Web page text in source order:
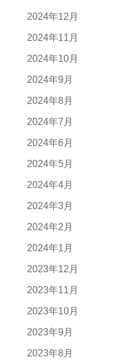
2024年12月
2024年11月
2024年10月
2024年9月
2024年8月
2024年7月
2024年6月
2024年5月
2024年4月
2024年3月
2024年2月
2024年1月
2023年12月
2023年11月
2023年10月
2023年9月
2023年8月